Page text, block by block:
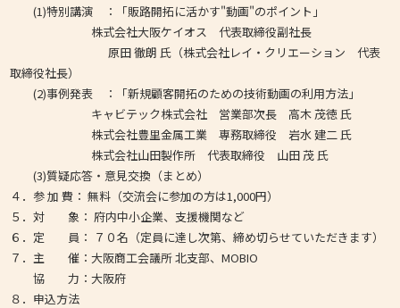
(1)特別講演 ：「販路開拓に活かす"動画"のポイント」
株式会社大阪ケイオス 代表取締役副社長
原田 徹朗 氏（株式会社レイ・クリエーション 代表
取締役社長）
(2)事例発表 ：「新規顧客開拓のための技術動画の利用方法」
キャビテック株式会社 営業部次長 高木 茂徳 氏
株式会社豊里金属工業 専務取締役 岩水 建二 氏
株式会社山田製作所 代表取締役 山田 茂 氏
(3)質疑応答・意見交換（まとめ）
４．参 加 費： 無料（交流会に参加の方は1,000円）
５．対 象： 府内中小企業、支援機関など
６．定 員： ７０名（定員に達し次第、締め切らせていただきます）
７．主 催：大阪商工会議所 北支部、MOBIO
協 力：大阪府
８．申込方法